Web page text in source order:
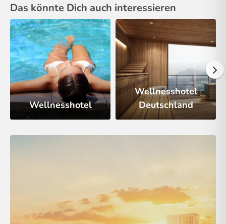
Das könnte Dich auch interessieren
Wellnesshotel
Wellnesshotel
Deutschland